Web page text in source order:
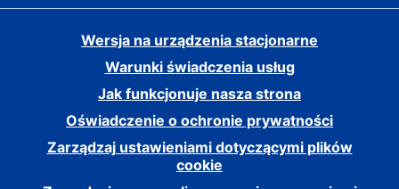
Wersja na urządzenia stacjonarne
Warunki świadczenia usług
Jak funkcjonuje nasza strona
Oświadczenie o ochronie prywatności
Zarządzaj ustawieniami dotyczącymi plików
cookie